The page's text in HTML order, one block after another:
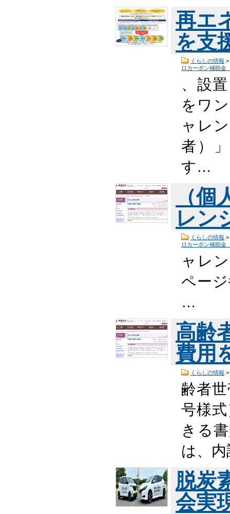
再エ
を支
くらしの情報 >
ロカーボン補助金
、設
をワ
ャレ
者）
す…
（
レン
くらしの情報 >
ロカーボン補助金
ャレ
ペー
…
高齢
費用
くらしの情報 >
齢者
号様
きる
は、
脱炭
会実